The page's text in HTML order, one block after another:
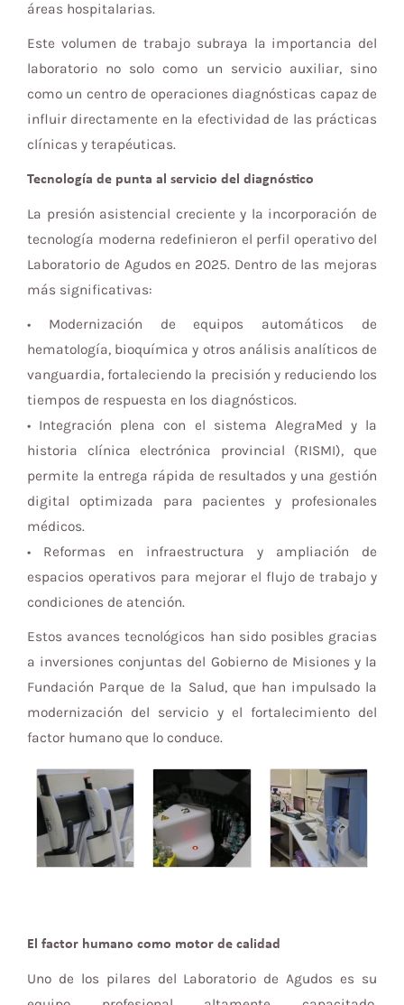
áreas hospitalarias.
Este volumen de trabajo subraya la importancia del
laboratorio no solo como un servicio auxiliar, sino
como un centro de operaciones diagnósticas capaz de
influir directamente en la efectividad de las prácticas
clínicas y terapéuticas.
Tecnología de punta al servicio del diagnóstico
La presión asistencial creciente y la incorporación de
tecnología moderna redefinieron el perfil operativo del
Laboratorio de Agudos en 2025. Dentro de las mejoras
más significativas:
• Modernización de equipos automáticos de
hematología, bioquímica y otros análisis analíticos de
vanguardia, fortaleciendo la precisión y reduciendo los
tiempos de respuesta en los diagnósticos.
• Integración plena con el sistema AlegraMed y la
historia clínica electrónica provincial (RISMI), que
permite la entrega rápida de resultados y una gestión
digital optimizada para pacientes y profesionales
médicos.
• Reformas en infraestructura y ampliación de
espacios operativos para mejorar el flujo de trabajo y
condiciones de atención.
Estos avances tecnológicos han sido posibles gracias
a inversiones conjuntas del Gobierno de Misiones y la
Fundación Parque de la Salud, que han impulsado la
modernización del servicio y el fortalecimiento del
factor humano que lo conduce.
El factor humano como motor de calidad
Uno de los pilares del Laboratorio de Agudos es su